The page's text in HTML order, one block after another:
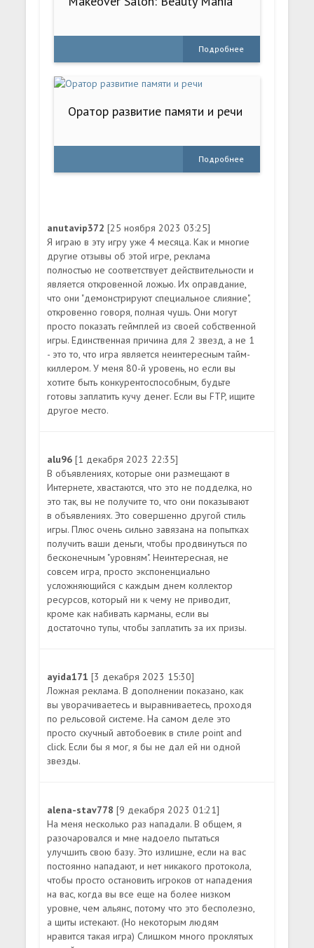
Подробнее
Оратор развитие памяти и речи
Подробнее
anutavip372[25 ноября 2023 03:25]
Я играю в эту игру уже 4 месяца. Как и многие
другие отзывы об этой игре, реклама
полностью не соответствует действительности и
является откровенной ложью. Их оправдание,
что они "демонстрируют специальное слияние",
откровенно говоря, полная чушь. Они могут
просто показать геймплей из своей собственной
игры. Единственная причина для 2 звезд, а не 1
- это то, что игра является неинтересным тайм-
киллером. У меня 80-й уровень, но если вы
хотите быть конкурентоспособным, будьте
готовы заплатить кучу денег. Если вы FTP, ищите
другое место.
alu96[1 декабря 2023 22:35]
В объявлениях, которые они размещают в
Интернете, хвастаются, что это не подделка, но
это так, вы не получите то, что они показывают
в объявлениях. Это совершенно другой стиль
игры. Плюс очень сильно завязана на попытках
получить ваши деньги, чтобы продвинуться по
бесконечным "уровням". Неинтересная, не
совсем игра, просто экспоненциально
усложняющийся с каждым днем коллектор
ресурсов, который ни к чему не приводит,
кроме как набивать карманы, если вы
достаточно тупы, чтобы заплатить за их призы.
ayida171[3 декабря 2023 15:30]
Ложная реклама. В дополнении показано, как
вы уворачиваетесь и выравниваетесь, проходя
по рельсовой системе. На самом деле это
просто скучный автобоевик в стиле point and
click. Если бы я мог, я бы не дал ей ни одной
звезды.
alena-stav778[9 декабря 2023 01:21]
На меня несколько раз нападали. В общем, я
разочаровался и мне надоело пытаться
улучшить свою базу. Это излишне, если на вас
постоянно нападают, и нет никакого протокола,
чтобы просто остановить игроков от нападения
на вас, когда вы все еще на более низком
уровне, чем альянс, потому что это бесполезно,
а щиты истекают. (Но некоторым людям
нравится такая игра) Слишком много проклятых